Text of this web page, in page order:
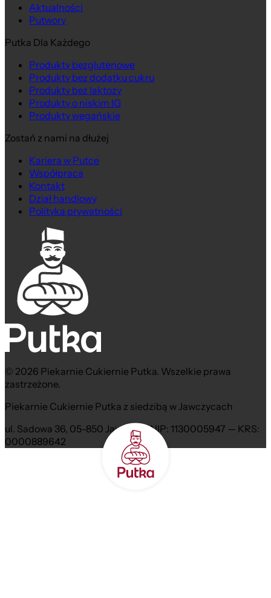
Aktualności
Putwory
Putka Dla Każdego
Produkty bezglutenowe
Produkty bez dodatku cukru
Produkty bez laktozy
Produkty o niskim IG
Produkty wegańskie
Zostań z nami na dłużej
Kariera w Putce
Współpraca
Kontakt
Dział handlowy
Polityka prywatności
© 2026 Piekarnie Cukiernie Putka. Wszelkie prawa
zastrzeżone.
Piekarnie Cukiernie Putka z siedzibą w Jawczycach
ul. Sadowa 36, 05-850 Jawczyce NIP: 1130005947 — KRS:
0000889642